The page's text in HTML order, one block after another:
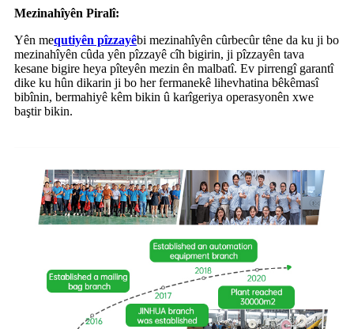
Mezinahîyên Piralî:
Yên mequtiyên pîzzayêbi mezinahîyên cûrbecûr têne da ku ji bo
mezinahîyên cûda yên pîzzayê cîh bigirin, ji pîzzayên tava
kesane bigire heya pîteyên mezin ên malbatî. Ev pirrengî garantî
dike ku hûn dikarin ji bo her fermanekê lihevhatina bêkêmasî
bibînin, bermahiyê kêm bikin û karîgeriya operasyonên xwe
baştir bikin.